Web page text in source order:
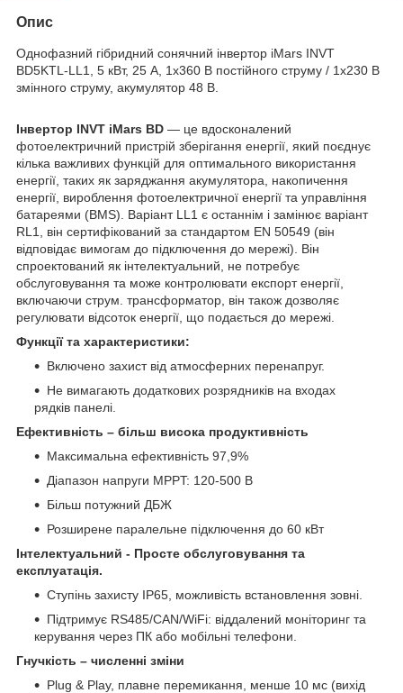
Опис
Однофазний гібридний сонячний інвертор iMars INVT
BD5KTL-LL1, 5 кВт, 25 А, 1x360 В постійного струму / 1x230 В
змінного струму, акумулятор 48 В.
Інвертор INVT iMars BD — це вдосконалений
фотоелектричний пристрій зберігання енергії, який поєднує
кілька важливих функцій для оптимального використання
енергії, таких як заряджання акумулятора, накопичення
енергії, вироблення фотоелектричної енергії та управління
батареями (BMS). Варіант LL1 є останнім і замінює варіант
RL1, він сертифікований за стандартом EN 50549 (він
відповідає вимогам до підключення до мережі). Він
спроектований як інтелектуальний, не потребує
обслуговування та може контролювати експорт енергії,
включаючи струм. трансформатор, він також дозволяє
регулювати відсоток енергії, що подається до мережі.
Функції та характеристики:
Включено захист від атмосферних перенапруг.
Не вимагають додаткових розрядників на входах
рядків панелі.
Ефективність – більш висока продуктивність
Максимальна ефективність 97,9%
Діапазон напруги MPPT: 120-500 В
Більш потужний ДБЖ
Розширене паралельне підключення до 60 кВт
Інтелектуальний - Просте обслуговування та
експлуатація.
Ступінь захисту IP65, можливість встановлення зовні.
Підтримує RS485/CAN/WiFi: віддалений моніторинг та
керування через ПК або мобільні телефони.
Гнучкість – численні зміни
Plug & Play, плавне перемикання, менше 10 мс (вихід